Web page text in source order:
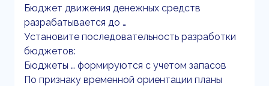
Бюджет движения денежных средств
разрабатывается до …
Установите последовательность разработки
бюджетов:
Бюджеты … формируются с учетом запасов
По признаку временной ориентации планы